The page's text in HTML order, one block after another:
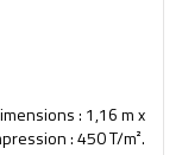
: 1,16 m x
: 450 T/m².